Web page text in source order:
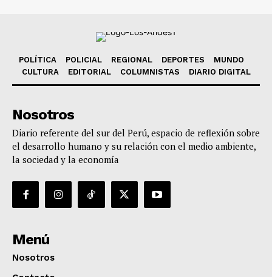
POLÍTICA POLICIAL REGIONAL DEPORTES
MUNDO
CULTURA
EDITORIAL COLUMNISTAS DIARIO DIGITAL
Nosotros
Diario referente del sur del Perú, espacio de reflexión sobre
el desarrollo humano y su relación con el medio ambiente,
la sociedad y la economía
Menú
Nosotros